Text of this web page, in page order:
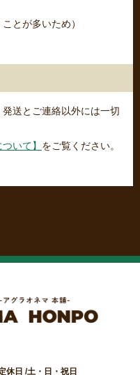
とが多いため）
送とご連絡以外には一切
いて】 をご覧ください。
日 /土・日・祝日